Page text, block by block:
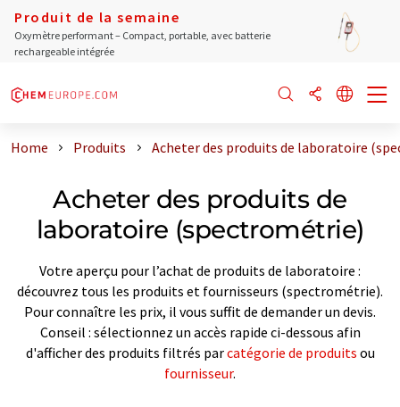
Produit de la semaine
Oxymètre performant – Compact, portable, avec batterie
rechargeable intégrée
Home Produits Acheter des produits de laboratoire
Acheter des produits de
laboratoire (spectrométrie)
Votre aperçu pour l’achat de produits de laboratoire :
découvrez tous les produits et fournisseurs (spectrométrie).
Pour connaître les prix, il vous suffit de demander un devis.
Conseil : sélectionnez un accès rapide ci-dessous afin
d'afficher des produits filtrés parcatégorie de produits ou
fournisseur.